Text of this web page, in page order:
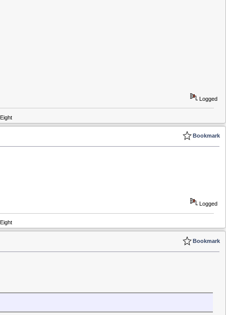
Logged
Bookmark
Logged
Bookmark